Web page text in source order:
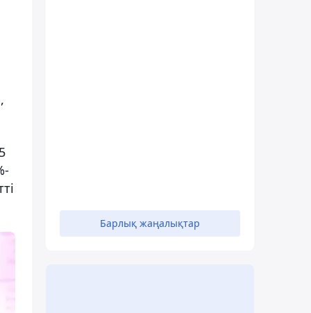
Барлық жаңалықтар